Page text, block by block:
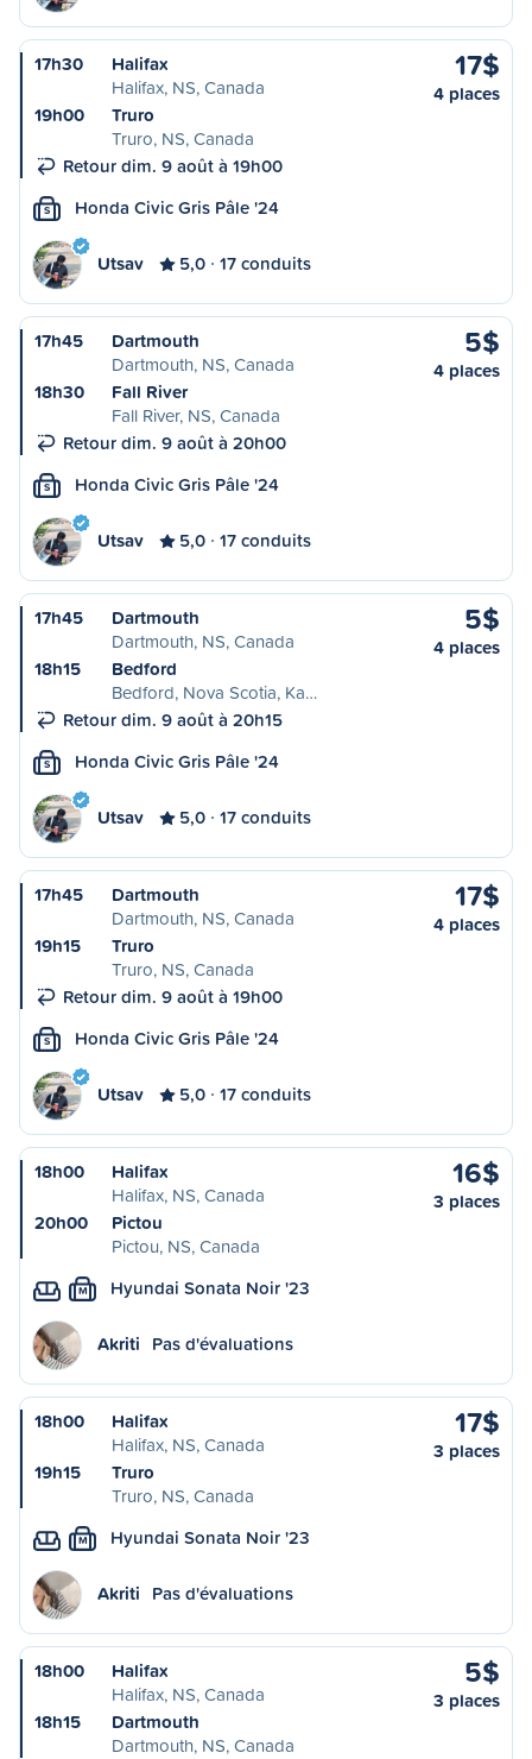
17h30
Halifax
Halifax, NS, Canada
19h00
Truro
Truro, NS, Canada
Retour dim. 9 août à 19h00
17$
4 places
S Honda Civic Gris Pâle '24
Utsav 5,0 17 conduits
17h45
Dartmouth
Dartmouth, NS, Canada
18h30
Fall River
Fall River, NS, Canada
Retour dim. 9 août à 20h00
5$
4 places
S Honda Civic Gris Pâle '24
Utsav 5,0 17 conduits
17h45
Dartmouth
Dartmouth, NS, Canada
18h15
Bedford
Bedford, Nova Scotia, Ka…
Retour dim. 9 août à 20h15
5$
4 places
S Honda Civic Gris Pâle '24
Utsav 5,0 17 conduits
17h45
Dartmouth
Dartmouth, NS, Canada
19h15
Truro
Truro, NS, Canada
Retour dim. 9 août à 19h00
17$
4 places
S Honda Civic Gris Pâle '24
Utsav 5,0 17 conduits
18h00
Halifax
Halifax, NS, Canada
20h00
Pictou
Pictou, NS, Canada
16$
3 places
M Hyundai Sonata Noir '23
Akriti Pas d'évaluations
18h00
Halifax
Halifax, NS, Canada
19h15
Truro
Truro, NS, Canada
17$
3 places
M Hyundai Sonata Noir '23
Akriti Pas d'évaluations
18h00
Halifax
Halifax, NS, Canada
18h15
Dartmouth
Dartmouth, NS, Canada
5$
3 places